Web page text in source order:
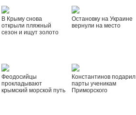
В Крыму снова
открыли пляжный
сезон и ищут золото
Остановку на Украине
вернули на место
Феодосийцы
прокладывают
крымский морской путь
Константинов подарил
парты ученикам
Приморского